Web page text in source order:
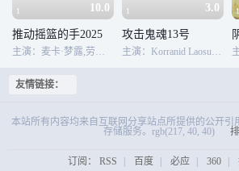
1 10.0
推动摇篮的手2025
主演：麦卡·梦露,劳尔·卡斯蒂略,玛丽·伊丽莎白·温斯特德,马丁·斯塔尔,珊农·克奇兰,阿拉贝拉·奥利维娅·克拉克,埃琳娜·坎贝尔-马丁内斯,罗克茜·里韦拉,米莱娅·维加,拉斐尔·西格勒,伊薇特·陆,洛拉·康特雷拉斯,诺拉·康特雷拉斯,莉萨·邓普西,利兰·赫夫林
1 3.0
攻击鬼魂13号
主演：Korranid Laosubinprasoet,Veerinsara Tangkitsuvanich,Nichapalak Thongkham
友情链接：
本站所有内容均来自互联网分享站点所提供的公开引
存储服务。rgb(217, 40, 40)
订阅： RSS 百度 必应 360